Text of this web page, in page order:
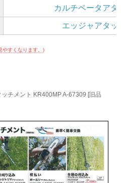
カルチベータア
エッジャアタッ
すくなります。 )
チメント KR400MP A-67309 [旧品